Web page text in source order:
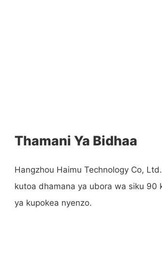
Thamani Ya Bidhaa
Hangzhou Haimu Technology Co,
kutoa dhamana ya ubora wa siku
ya kupokea nyenzo.